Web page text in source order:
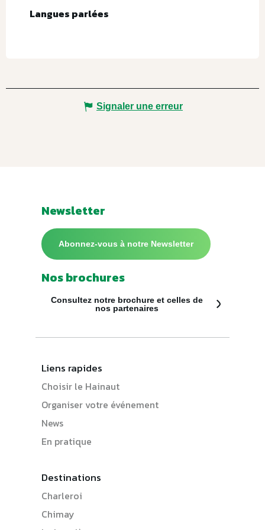
Langues parlées
Langues parlées
Signaler une erreur
Newsletter
Abonnez-vous à notre Newsletter
Nos brochures
Consultez notre brochure et celles de
nos partenaires
Liens rapides
Choisir le Hainaut
Organiser votre événement
News
En pratique
Destinations
Charleroi
Chimay